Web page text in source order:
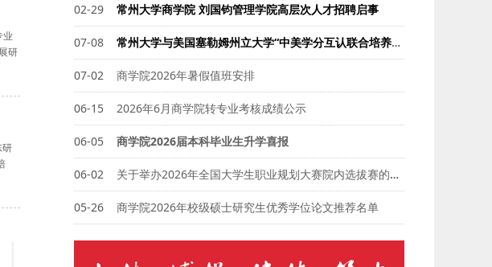
业
研
研
02-29 常州大学商学院 刘国钧管理学院高层次人才招聘启事
07-08 常州大学与美国塞勒姆州立大学“中美学分互认联合培养项目”会计学专业招生简章（2026年）
07-02 商学院2026年暑假值班安排
06-15 2026年6月商学院转专业考核成绩公示
06-05 商学院2026届本科毕业生升学喜报
06-02 关于举办2026年全国大学生职业规划大赛院内选拔赛的通知
05-26 商学院2026年校级硕士研究生优秀学位论文推荐名单